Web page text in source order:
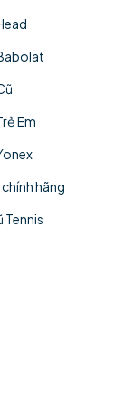
Em
hãng
Tennis